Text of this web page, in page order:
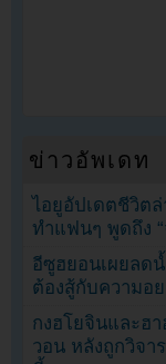
ข่าวอัพเดท
ไอยูอัปเดตชีวิต
ทำแฟนๆ พูดถึง “
อีซูฮยอนเผยลด
ต้องสู้กับความอ
กงฮโยจินและฮ
วอน หลังถูกวิจา